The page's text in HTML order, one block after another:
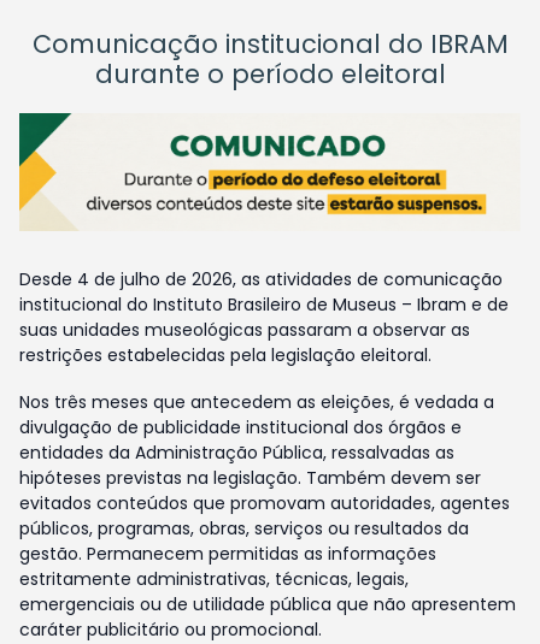
Comunicação institucional do IBRAM
durante o período eleitoral
Desde 4 de julho de 2026, as atividades de comunicação
institucional do Instituto Brasileiro de Museus – Ibram e de
suas unidades museológicas passaram a observar as
restrições estabelecidas pela legislação eleitoral.
Nos três meses que antecedem as eleições, é vedada a
divulgação de publicidade institucional dos órgãos e
entidades da Administração Pública, ressalvadas as
hipóteses previstas na legislação. Também devem ser
evitados conteúdos que promovam autoridades, agentes
públicos, programas, obras, serviços ou resultados da
gestão. Permanecem permitidas as informações
estritamente administrativas, técnicas, legais,
emergenciais ou de utilidade pública que não apresentem
caráter publicitário ou promocional.